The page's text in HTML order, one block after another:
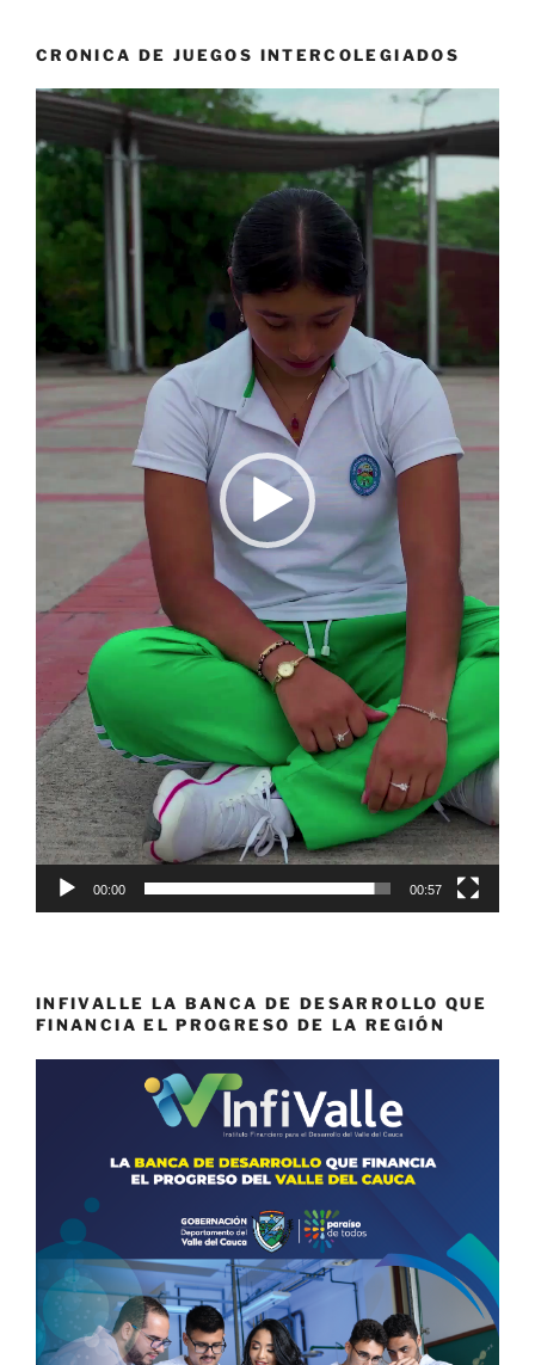
CRONICA DE JUEGOS INTERCOLEGIADOS
Reproductor
vídeo
00:00 00:57
INFIVALLE LA BANCA DE DESARROLLO QUE
FINANCIA EL PROGRESO DE LA REGIÓN